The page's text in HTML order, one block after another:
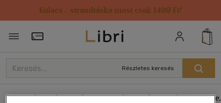
Kulacs / strandtáska most csak 1499 Ft!
Törzsvásárlói Kártya adatai
Részletes keresés
Könyvek E-könyvek Hangoskönyvek Antikvár